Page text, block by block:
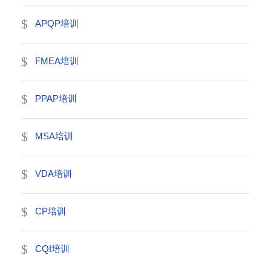
APQP培训
FMEA培训
PPAP培训
MSA培训
VDA培训
CP培训
CQI培训